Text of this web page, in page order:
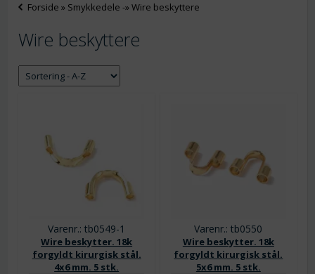
Forside » Smykkedele -»Wire beskyttere
Wire beskyttere
Varenr.: tb0549-1
Wire beskytter. 18k
forgyldt kirurgisk stål.
4x6 mm. 5 stk.
Varenr.: tb0550
Wire beskytter. 18k
forgyldt kirurgisk stål.
5x6 mm. 5 stk.